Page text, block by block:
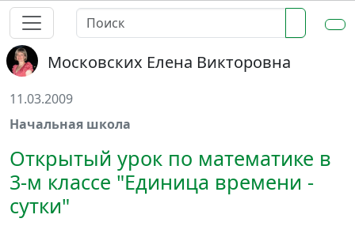
Московских Елена Викторовна
11.03.2009
Начальная школа
Открытый урок по математике в
3-м классе "Единица времени -
сутки"